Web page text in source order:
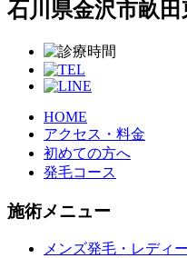
石川県金沢市畝田
HOME
アクセス・料金
初めての方へ
発毛コース
施術メニュー
メンズ発毛・レディ